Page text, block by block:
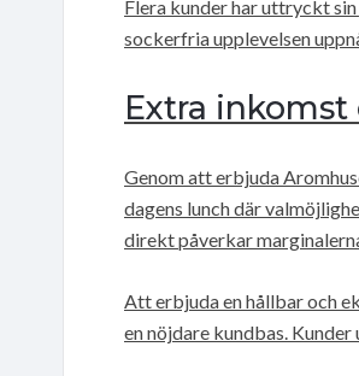
Flera kunder har uttryckt
sockerfria upplevelsen
Extra
Genom att erbjuda
dagens lunch där
direkt påverkar
Att erbjuda en hållbar och
en nöjdare kundbas.